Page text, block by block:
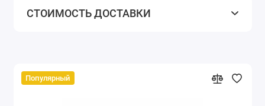
СТОИМОСТЬ ДОСТАВКИ
Популярный